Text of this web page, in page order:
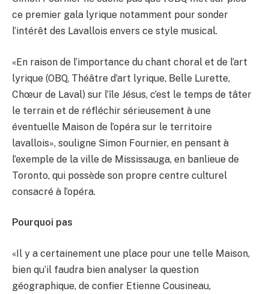
ce premier gala lyrique notamment pour sonder
l’intérêt des Lavallois envers ce style musical.
«En raison de l’importance du chant choral et de l’art
lyrique (OBQ, Théâtre d’art lyrique, Belle Lurette,
Chœur de Laval) sur l’île Jésus, c’est le temps de tâter
le terrain et de réfléchir sérieusement à une
éventuelle Maison de l’opéra sur le territoire
lavallois», souligne Simon Fournier, en pensant à
l’exemple de la ville de Mississauga, en banlieue de
Toronto, qui possède son propre centre culturel
consacré à l’opéra.
Pourquoi pas
«Il y a certainement une place pour une telle Maison,
bien qu’il faudra bien analyser la question
géographique, de confier Etienne Cousineau,